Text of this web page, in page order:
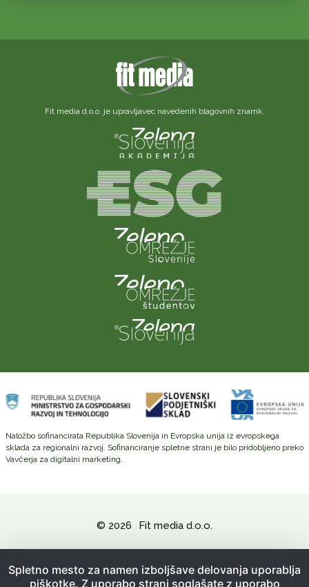
Fit media d.o.o. je upravljavec navedenih blagovnih znamk.
Naložbo sofinancirata Republika Slovenija in Evropska unija iz evropskega
sklada za regionalni razvoj. Sofinanciranje spletne strani je bilo pridobljeno preko
Vavčerja za digitalni marketing.
© 2026 Fit media d.o.o.
Splošni pogoji poslovanja
Spletno mesto za namen izboljšave delovanja uporablja
piškotke. Z uporabo strani soglašate z uporabo